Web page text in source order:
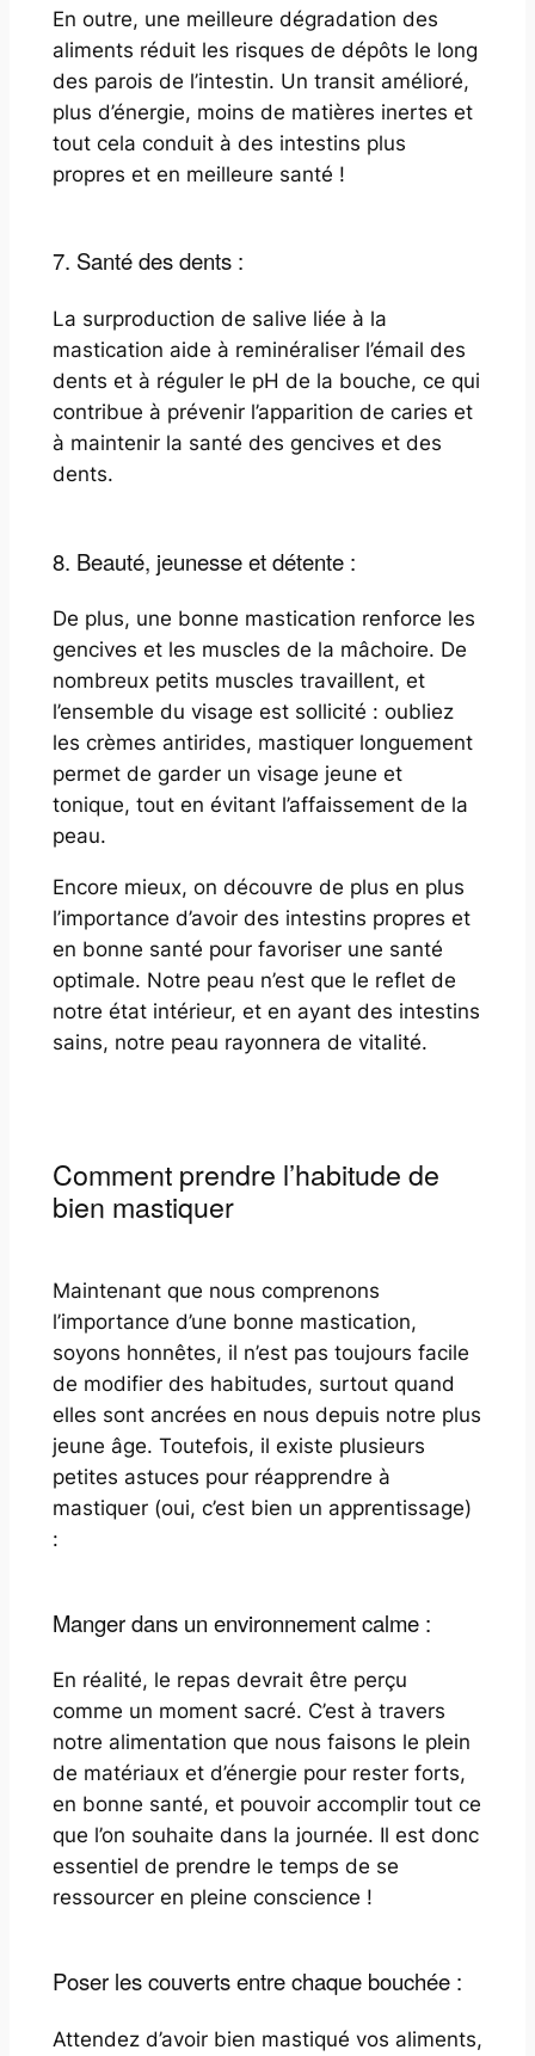
En outre, une meilleure dégradation des
aliments réduit les risques de dépôts le long
des parois de l’intestin. Un transit amélioré,
plus d’énergie, moins de matières inertes et
tout cela conduit à des intestins plus
propres et en meilleure santé !
7. Santé des dents :
La surproduction de salive liée à la
mastication aide à reminéraliser l’émail des
dents et à réguler le pH de la bouche, ce qui
contribue à prévenir l’apparition de caries et
à maintenir la santé des gencives et des
dents.
8. Beauté, jeunesse et détente :
De plus, une bonne mastication renforce les
gencives et les muscles de la mâchoire. De
nombreux petits muscles travaillent, et
l’ensemble du visage est sollicité : oubliez
les crèmes antirides, mastiquer longuement
permet de garder un visage jeune et
tonique, tout en évitant l’affaissement de la
peau.
Encore mieux, on découvre de plus en plus
l’importance d’avoir des intestins propres et
en bonne santé pour favoriser une santé
optimale. Notre peau n’est que le reflet de
notre état intérieur, et en ayant des intestins
sains, notre peau rayonnera de vitalité.
Comment prendre l’habitude de
bien mastiquer
Maintenant que nous comprenons
l’importance d’une bonne mastication,
soyons honnêtes, il n’est pas toujours facile
de modifier des habitudes, surtout quand
elles sont ancrées en nous depuis notre plus
jeune âge. Toutefois, il existe plusieurs
petites astuces pour réapprendre à
mastiquer (oui, c’est bien un apprentissage)
:
Manger dans un environnement calme :
En réalité, le repas devrait être perçu
comme un moment sacré. C’est à travers
notre alimentation que nous faisons le plein
de matériaux et d’énergie pour rester forts,
en bonne santé, et pouvoir accomplir tout ce
que l’on souhaite dans la journée. Il est donc
essentiel de prendre le temps de se
ressourcer en pleine conscience !
Poser les couverts entre chaque bouchée :
Attendez d’avoir bien mastiqué vos aliments,